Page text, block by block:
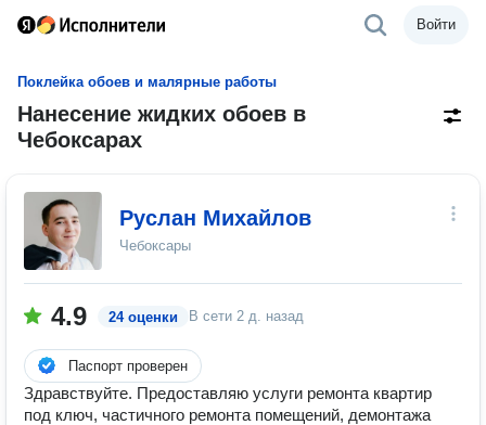
Войти
Поклейка обоев и малярные работы
Нанесение жидких обоев в
Чебоксарах
Руслан Михайлов
Чебоксары
4.9 24 оценки В сети 2 д. назад
Паспорт проверен
Здравствуйте. Предоставляю услуги ремонта квартир
под ключ, частичного ремонта помещений, демонтажа